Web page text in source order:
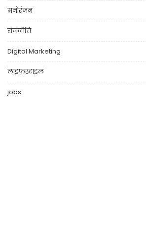
मनोरंजन
राजनीति
Digital Marketing
लाइफस्टाइल
jobs